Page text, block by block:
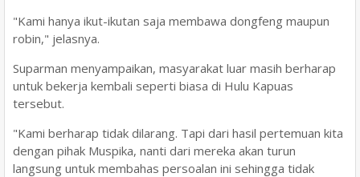
"Kami hanya ikut-ikutan saja membawa dongfeng maupun
robin," jelasnya.
Suparman menyampaikan, masyarakat luar masih berharap
untuk bekerja kembali seperti biasa di Hulu Kapuas
tersebut.
"Kami berharap tidak dilarang. Tapi dari hasil pertemuan kita
dengan pihak Muspika, nanti dari mereka akan turun
langsung untuk membahas persoalan ini sehingga tidak